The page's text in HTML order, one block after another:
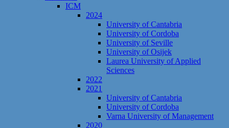
ICM
2024
University of Cantabria
University of Cordoba
University of Seville
University of Osijek
Laurea University of Applied
Sciences
2022
2021
University of Cantabria
University of Cordoba
Varna University of Management
2020